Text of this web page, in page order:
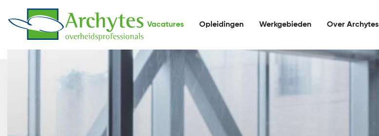
Vacatures Opleidingen Werkgebieden Over Archytes